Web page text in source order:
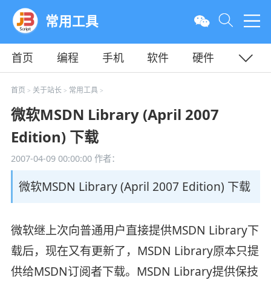
常用工具
首页 编程 手机 软件
硬件
教程
平面 服务器
首页 > 关于站长 > 常用工具>
微软MSDN Library (April 2007
Edition) 下载
2007-04-09 00:00:00作者：
微软MSDN Library (April 2007 Edition) 下载
微软继上次向普通用户直接提供MSDN Library下
载后，现在又有更新了，MSDN Library原本只提
供给MSDN订阅者下载。MSDN Library提供保技